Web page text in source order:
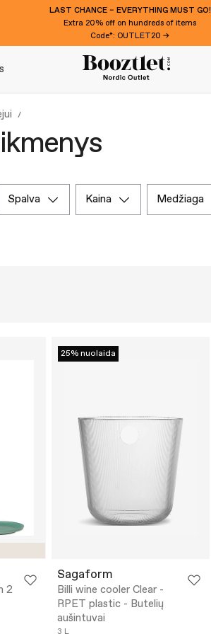
LAST CHANCE – EVERYTHING MUST GO!
Extra 20% off on hundreds of items
Code*: OUTLET20 →
spalva kaina medžiaga
2
25% nuolaida
Sagaform
Billi wine cooler Clear -
RPET plastic - Butelių
aušintuvai